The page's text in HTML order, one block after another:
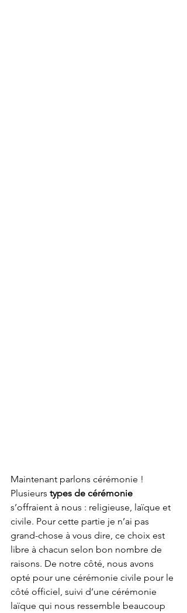
Maintenant parlons cérémonie !
Plusieurs types de cérémonie
s’offraient à nous : religieuse, laïque et
civile. Pour cette partie je n’ai pas
grand-chose à vous dire, ce choix est
libre à chacun selon bon nombre de
raisons. De notre côté, nous avons
opté pour une cérémonie civile pour le
côté officiel, suivi d’une cérémonie
laïque qui nous ressemble beaucoup